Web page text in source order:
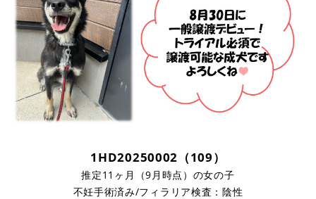
1HD20250002（109）
推定11ヶ月（9月時点）の女の子
不妊手術済み/フィラリア検査：陰性